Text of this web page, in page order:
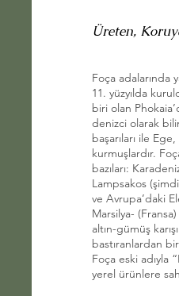
Üreten,
Foça adalarında
11. yüzyılda
biri olan
denizci olarak
başarıları ile
kurmuşlardır.
bazıları:
Lampsakos
ve Avrupa’daki
Marsilya-
altın-gümüş
bastıranlardan
Foça eski adıyla
yerel ürünlere